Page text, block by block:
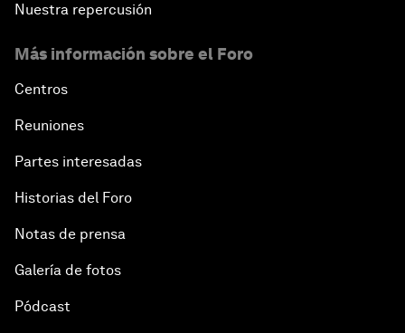
Nuestra repercusión
Más información sobre el Foro
Centros
Reuniones
Partes interesadas
Historias del Foro
Notas de prensa
Galería de fotos
Pódcast